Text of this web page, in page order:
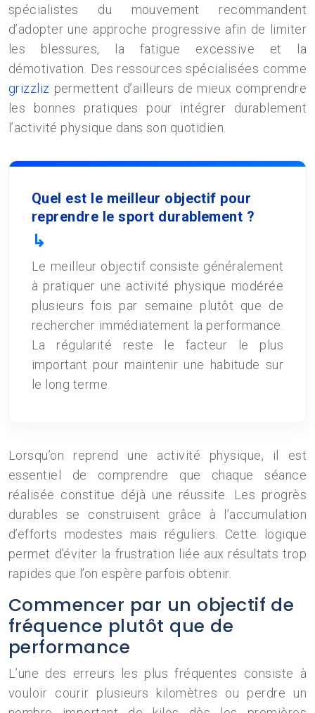
spécialistes du mouvement recommandent
d’adopter une approche progressive afin de limiter
les blessures, la fatigue excessive et la
démotivation. Des ressources spécialisées comme
grizzliz permettent d’ailleurs de mieux comprendre
les bonnes pratiques pour intégrer durablement
l’activité physique dans son quotidien.
Quel est le meilleur objectif pour
reprendre le sport durablement ?
Le meilleur objectif consiste généralement
à pratiquer une activité physique modérée
plusieurs fois par semaine plutôt que de
rechercher immédiatement la performance.
La régularité reste le facteur le plus
important pour maintenir une habitude sur
le long terme.
Lorsqu’on reprend une activité physique, il est
essentiel de comprendre que chaque séance
réalisée constitue déjà une réussite. Les progrès
durables se construisent grâce à l’accumulation
d’efforts modestes mais réguliers. Cette logique
permet d’éviter la frustration liée aux résultats trop
rapides que l’on espère parfois obtenir.
Commencer par un objectif de
fréquence plutôt que de
performance
L’une des erreurs les plus fréquentes consiste à
vouloir courir plusieurs kilomètres ou perdre un